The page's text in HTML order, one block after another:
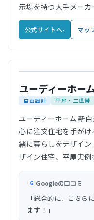
示場を持つ大手メーカ
公式サイトへ› マッ
公式サイト
ユーディーホー
自由設計 平屋・二世帯
ユーディーホーム 新
心に注文住宅を手が
緒に暮らしをデザイ
ザイン住宅、平屋実例
G Googleの口コミ
「総合的に、こちら
ます！」